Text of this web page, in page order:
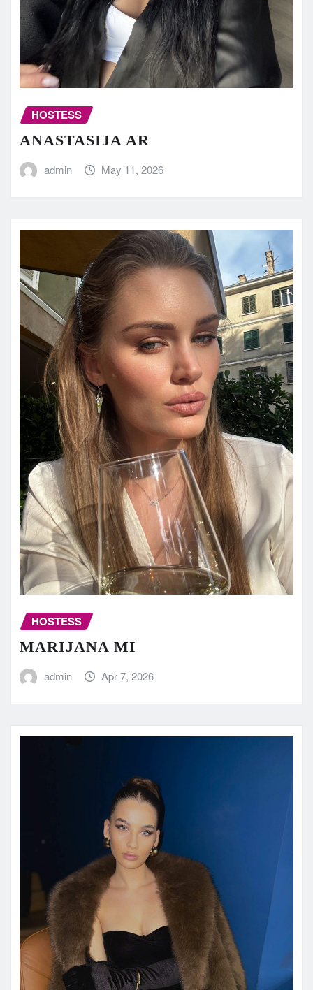
HOSTESS
ANASTASIJA AR
admin May 11, 2026
HOSTESS
MARIJANA MI
admin Apr 7, 2026